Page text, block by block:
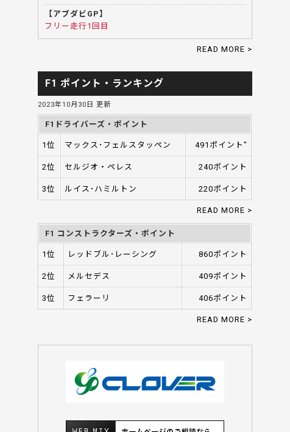
【アブダビGP】
フリー走行1回目
READ MORE >
F1 ポイント・ランキング
2023年10月30日 更新
F1ドライバーズ・ポイント
1位 マックス･フェルスタッペン 491ポイント"
2位 セルジオ・ペレス 240ポイント
3位 ルイス･ハミルトン 220ポイント
READ MORE >
F1 コンストラクターズ・ポイント
1位 レッドブル･レーシング 860ポイント
2位 メルセデス 409ポイント
3位 フェラーリ 406ポイント
READ MORE >